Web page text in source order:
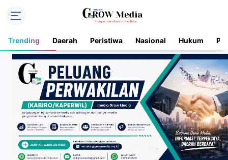
Trending Daerah Peristiwa Nasional Hukum